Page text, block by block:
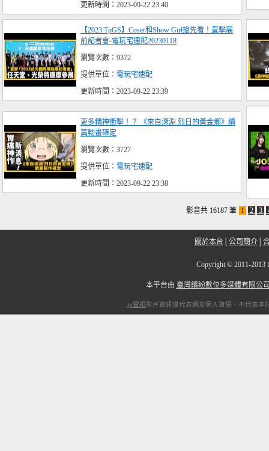
更新時間：2023-09-22 23:40
【2023 TpGS】Coser和Show Girl搶先看！直擊展
前記者會-電玩宅速配20230118
瀏覽次數：9372
提供單位： 電玩宅速配
更新時間：2023-09-22 23:39
更多精神衝擊！？ 《來自深淵 烈日的黃金鄉》續
篇動畫確定
瀏覽次數：3727
提供單位： 電玩宅速配
更新時間：2023-09-22 23:38
影音共 16187 筆 1 2 3
關於本台 公司簡介│
Copyright © 2011-
本平台由 臺灣繽紛數位多媒體有限公
ip電視影片資訊僅代表網友個人資訊，不代表本